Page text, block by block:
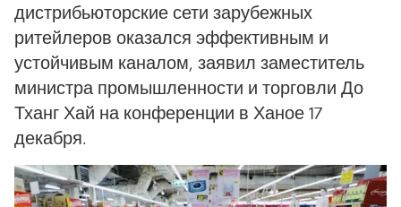
дистрибьюторские сети зарубежных
ритейлеров оказался эффективным и
устойчивым каналом, заявил заместитель
министра промышленности и торговли До
Тханг Хай на конференции в Ханое 17
декабря.